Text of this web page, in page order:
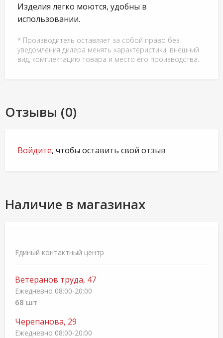
Изделия легко моются, удобны в
использовании.
* Производитель оставляет за собой право без
уведомления дилера менять характеристики, внешний
вид, комплектацию товара и место его производства.
Отзывы (0)
Войдите, чтобы оставить свой отзыв
Наличие в магазинах
Единый контактный центр
Ветеранов труда, 47
Ежедневно 08:00-20:00
68 шт
Черепанова, 29
Ежедневно 08:00-20:00